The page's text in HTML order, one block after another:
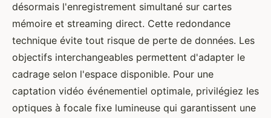
désormais l'enregistrement simultané sur cartes
mémoire et streaming direct. Cette redondance
technique évite tout risque de perte de données. Les
objectifs interchangeables permettent d'adapter le
cadrage selon l'espace disponible. Pour une
captation vidéo événementiel optimale, privilégiez les
optiques à focale fixe lumineuse qui garantissent une